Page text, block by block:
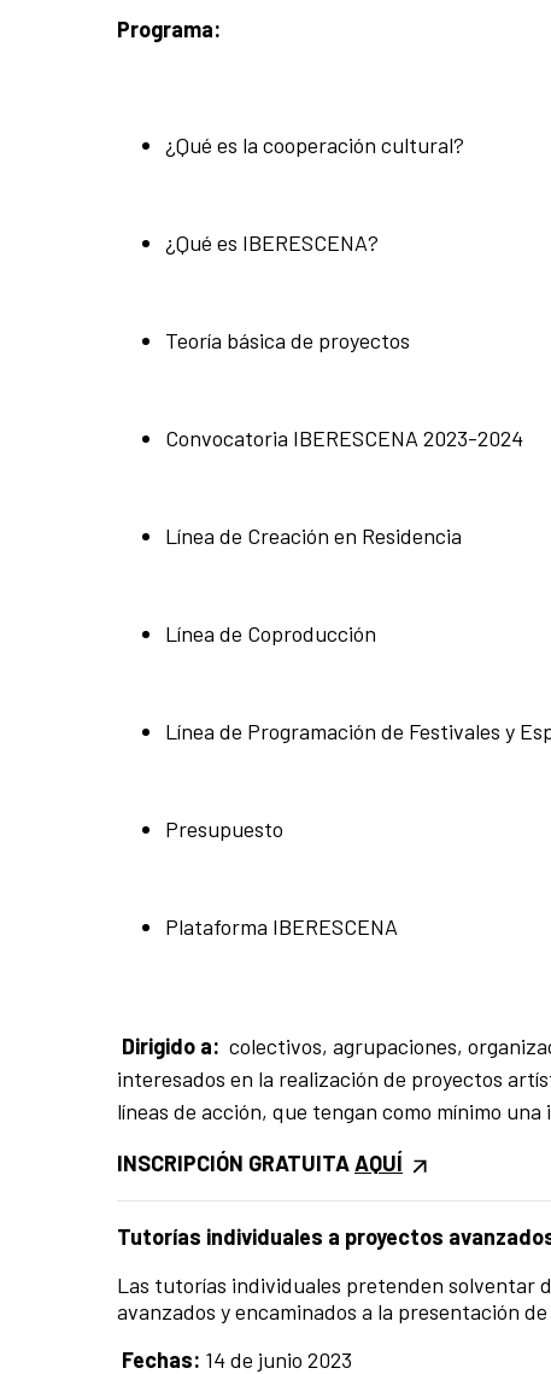
Programa:
¿Qué es la cooperación cultural?
¿Qué es IBERESCENA?
Teoría básica de proyectos
Convocatoria IBERESCENA 2023-2024
Línea de Creación en Residencia
Línea de Coproducción
Línea de Programación de Festivales y
Presupuesto
Plataforma IBERESCENA
Dirigido a: colectivos, agrupaciones,
interesados en la realización de proyectos
líneas de acción, que tengan como mínimo
INSCRIPCIÓN GRATUITAAQUÍ
Tutorías individuales a proyectos
Las tutorías individuales pretenden solventar
avanzados y encaminados a la presentación
Fechas: 14de junio 2023